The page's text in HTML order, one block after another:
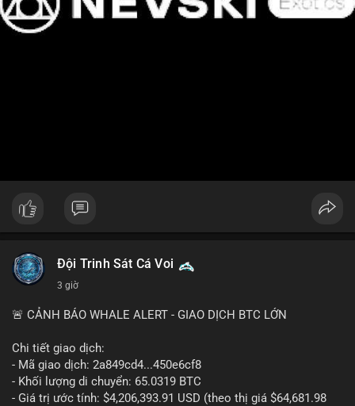
Đội Trinh Sát Cá Voi
3 giờ
🚨 CẢNH BÁO WHALE ALERT - GIAO DỊCH BTC LỚN
Chi tiết giao dịch:
- Mã giao dịch: 2a849cd4...450e6cf8
- Khối lượng di chuyển: 65.0319 BTC
- Giá trị ước tính: $4,206,393.91 USD (theo thị giá $64,681.98